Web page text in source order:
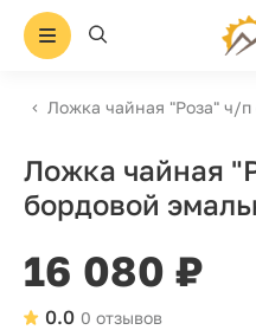
Ложка чайная "Роза" ч/
Ложка чайная
бордовой
16 080 ₽
0 отзывов
0.0